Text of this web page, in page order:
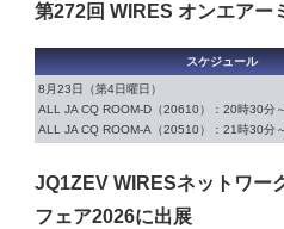
第272回 WIRES オンエアー
スケジュール
8月23日（第4日曜日）
ALL JA CQ ROOM-D（20610）：20時30分
ALL JA CQ ROOM-A（20510）：21時30分
JQ1ZEV WIRESネットワー
フェア2026に出展